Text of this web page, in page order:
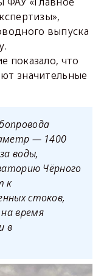
выпуска
показало, что
значительные
— 1400
воды,
Чёрного
к
стоков,
время
в